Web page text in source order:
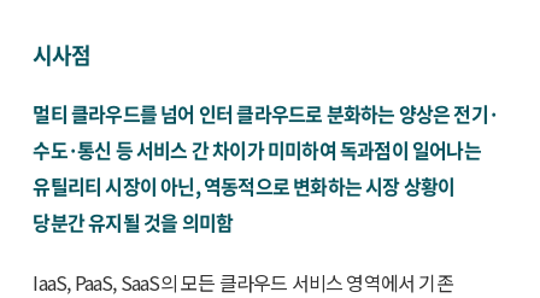
시사점
멀티 클라우드를 넘어 인터 클라우드로 분화하는 양상은 전기·
수도·통신 등 서비스 간 차이가 미미하여 독과점이 일어나는
유틸리티 시장이 아닌, 역동적으로 변화하는 시장 상황이
당분간 유지될 것을 의미함
IaaS, PaaS, SaaS의 모든 클라우드 서비스 영역에서 기존